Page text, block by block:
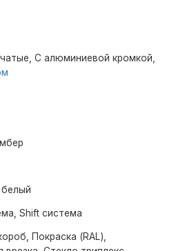
С алюминиевой кромкой,
Shift система
Покраска (RAL),